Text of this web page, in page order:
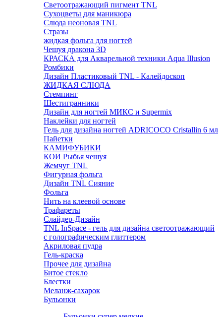
Светоотражающий пигмент TNL
Сухоцветы для маникюра
Слюда неоновая TNL
Стразы
жидкая фольга для ногтей
Чешуя дракона 3D
КРАСКА для Акварельной техники Aqua Illusion
Ромбики
Дизайн Пластиковый TNL - Калейдоскоп
ЖИДКАЯ СЛЮДА
Стемпинг
Шестигранники
Дизайн для ногтей МИКС и Supermix
Наклейки для ногтей
Гель для дизайна ногтей ADRICOCO Cristallin 6 мл
Пайетки
КАМИФУБИКИ
КОИ Рыбья чешуя
Жемчуг TNL
Фигурная фольга
Дизайн TNL Сияние
Фольга
Нить на клеевой основе
Трафареты
Слайдер-Дизайн
TNL InSpace - гель для дизайна светоотражающий
с голографическим глиттером
Акриловая пудра
Гель-краска
Прочее для дизайна
Битое стекло
Блестки
Меланж-сахарок
Бульонки